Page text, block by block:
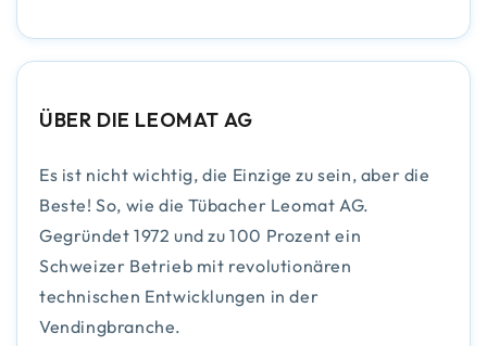
ÜBER DIE LEOMAT AG
Es ist nicht wichtig, die Einzige zu sein, aber die
Beste! So, wie die Tübacher Leomat AG.
Gegründet 1972 und zu 100 Prozent ein
Schweizer Betrieb mit revolutionären
technischen Entwicklungen in der
Vendingbranche.